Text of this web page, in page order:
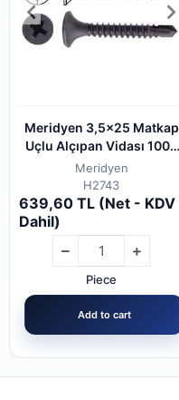
Meridyen 3,5x25 Matkap
Uçlu Alçıpan Vidası 1000
Adet
Meridyen
H2743
639,60 TL (Net - KDV
Dahil)
Piece
Add to cart